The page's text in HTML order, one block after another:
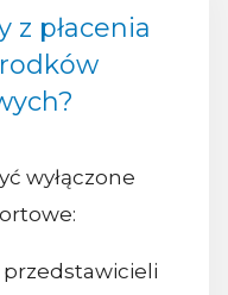
z płacenia
wyłączone